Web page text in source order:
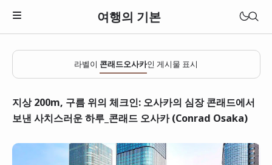
여행의 기본
라벨이 콘래드오사카인 게시물 표시
지상 200m, 구름 위의 체크인: 오사카의 심장 콘래드에서
보낸 사치스러운 하루_콘래드 오사카 (Conrad Osaka)